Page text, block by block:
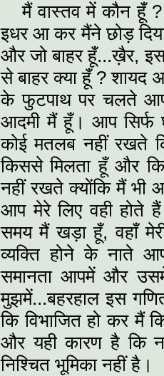
मैं वास्तव में कौन हूँ
इधर आ कर मैंने छोड़
और जो बाहर हूँ...ख़ैर,
से बाहर क्या हूँ ? शायद
के फुटपाथ पर चलते
आदमी मैं हूँ। आप
कोई मतलब नहीं रखते
किससे मिलता हूँ और
नहीं रखते क्योंकि मैं
आप मेरे लिए वही होते
समय मैं खड़ा हूँ, वहाँ
व्यक्ति होने के नाते
समानता आपमें और
मुझमें...बहरहाल इस
कि विभाजित हो कर मैं
और यही कारण है कि
निश्चित भूमिका नहीं है।